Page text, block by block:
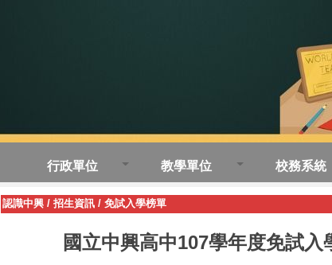
行政單位 教學單位 校務系統
認識中興/ 招生資訊/ 免試入學榜單
國立中興高中107學年度免試入